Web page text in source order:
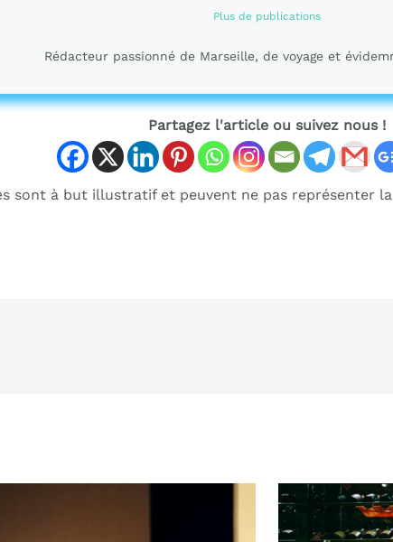
Plus de publications
Rédacteur passionné de Marseille, de voyage et
Partagez l'article ou suivez nous !
sont à but illustratif et peuvent ne pas représenter